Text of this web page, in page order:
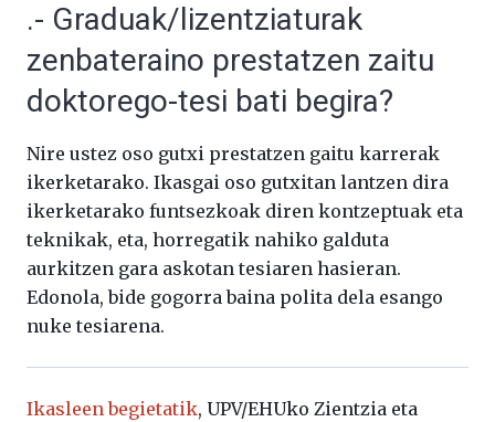
.- Graduak/lizentziaturak
zenbateraino prestatzen zaitu
doktorego-tesi bati begira?
Nire ustez oso gutxi prestatzen gaitu karrerak
ikerketarako. Ikasgai oso gutxitan lantzen dira
ikerketarako funtsezkoak diren kontzeptuak eta
teknikak, eta, horregatik nahiko galduta
aurkitzen gara askotan tesiaren hasieran.
Edonola, bide gogorra baina polita dela esango
nuke tesiarena.
Ikasleen begietatik, UPV/EHUko Zientzia eta